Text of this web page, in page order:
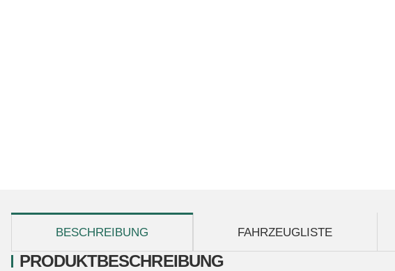
BESCHREIBUNG FAHRZEUGLISTE
PRODUKTBESCHREIBUNG